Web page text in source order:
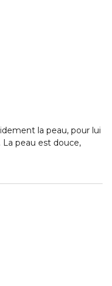
la peau, pour lui
peau est douce,